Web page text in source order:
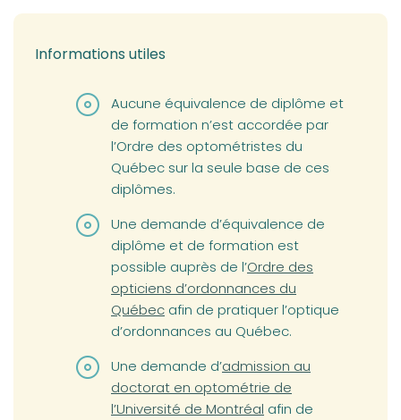
Informations utiles
Aucune équivalence de diplôme et
de formation n’est accordée par
l’Ordre des optométristes du
Québec sur la seule base de ces
diplômes.
Une demande d’équivalence de
diplôme et de formation est
possible auprès de l’(opens in a new tab)
Ordre des
opticiens d’ordonnances du
Québec afin de pratiquer l’optique
d’ordonnances au Québec.
Une demande d’(opens in a new tab)
admission au
doctorat en optométrie de
l’Université de Montréal afin de